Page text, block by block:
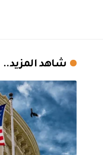
شاهد المزيد..